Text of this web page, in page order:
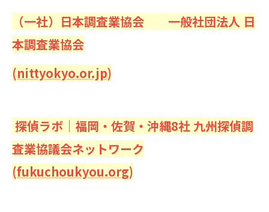
（一社）日本調査業協会 一般社団法人 日
本調査業協会
(nittyokyo.or.jp)
探偵ラボ｜福岡・佐賀・沖縄8社 九州探偵調
査業協議会ネットワーク
(fukuchoukyou.org)